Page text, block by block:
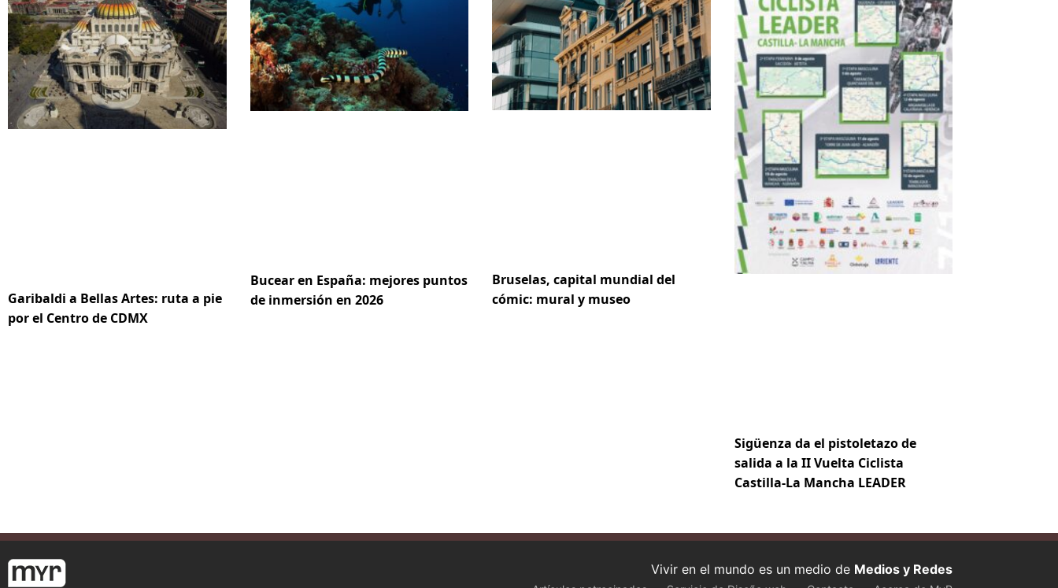
Garibaldi a Bellas Artes: ruta a pie
por el Centro de CDMX
Bucear en España: mejores puntos
de inmersión en 2026
Bruselas, capital mundial del
cómic: mural y museo
Sigüenza da el pistoletazo de
salida a la II Vuelta Ciclista
Castilla-La Mancha LEADER
Vivir en el mundo es un medio de Medios y Redes